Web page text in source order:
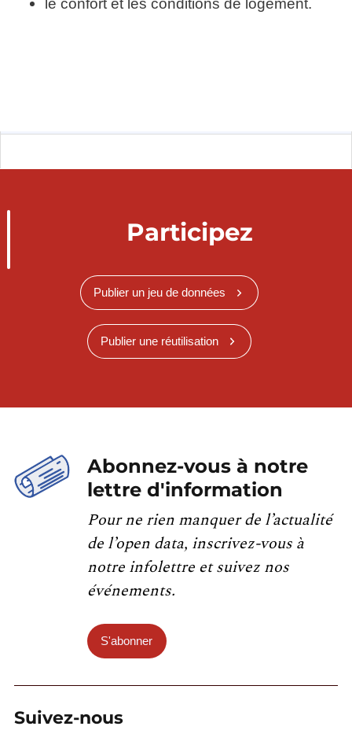
Participez
Publier un jeu de données
Publier une réutilisation
Abonnez-vous à notre
lettre d'information
Pour ne rien manquer de l’actualité
de l’open data, inscrivez-vous à
notre infolettre et suivez nos
événements.
S'abonner
Suivez-nous